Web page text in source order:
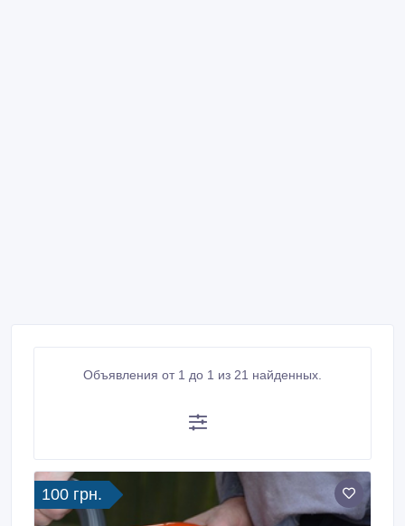
Объявления от 1 до 1 из 21 найденных.
100 грн.